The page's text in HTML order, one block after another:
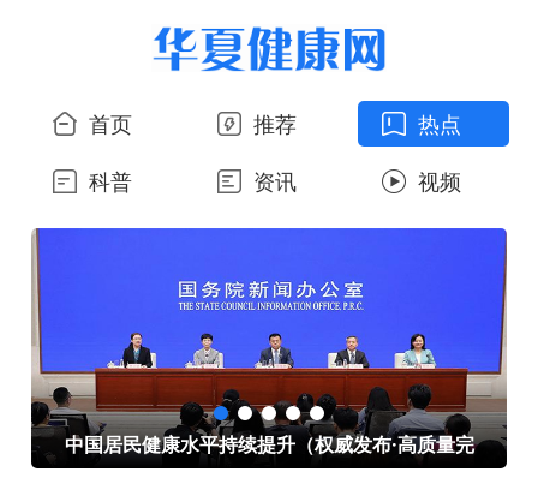
首页 推荐
热点
科普
资讯 视频
中国居民健康水平持续提升（权威发布·高质量完